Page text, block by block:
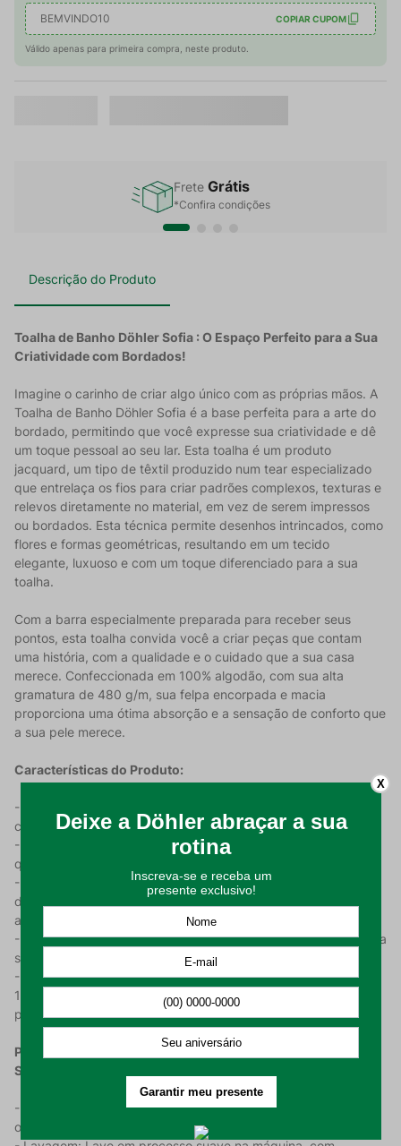
BEMVINDO10 COPIAR CUPOM
Válido apenas para primeira compra, neste produto.
Frete Grátis
*Confira condições
Descrição do Produto
Toalha de Banho Döhler Sofia : O Espaço Perfeito para a Sua
Criatividade com Bordados!
Imagine o carinho de criar algo único com as próprias mãos. A
Toalha de Banho Döhler Sofia é a base perfeita para a arte do
bordado, permitindo que você expresse sua criatividade e dê
um toque pessoal ao seu lar. Esta toalha é um produto
jacquard, um tipo de têxtil produzido num tear especializado
que entrelaça os fios para criar padrões complexos, texturas e
relevos diretamente no material, em vez de serem impressos
ou bordados. Esta técnica permite desenhos intrincados, como
flores e formas geométricas, resultando em um tecido
elegante, luxuoso e com um toque diferenciado para a sua
toalha.
Com a barra especialmente preparada para receber seus
pontos, esta toalha convida você a criar peças que contam
uma história, com a qualidade e o cuidado que a sua casa
merece. Confeccionada em 100% algodão, com sua alta
gramatura de 480 g/m, sua felpa encorpada e macia
proporciona uma ótima absorção e a sensação de conforto que
a sua pele merece.
Características do Produto:
- Qualidade e Absorção: Confeccionada em 100% algodão,
com felpudo encorpado e macio que garante ótima absorção.
- Trama Jacquard: Toda a toalha é feita com este processo,
que cria padrões sutis no tecido para um toque elegante.
- Base Ideal para Bordar: Conta com uma barra de 60 pontos
de altura, que oferece o espaço perfeito para suas criações
artísticas.
- Textura e Densidade: Gramatura de 480 g/m, garantindo uma
superfície robusta e de alta qualidade para a sua arte.
- Tamanho para o Conforto e a Arte: Dimensões de 70cm x
140cm, ideais para o seu banho e para dar vida aos seus
projetos.
Para garantir a durabilidade da sua Toalha de Banho Döhler
Sofia e a vivacidade das cores, siga estas recomendações:
- Primeiro Uso: Lave a toalha antes do primeiro uso para
otimizar a maciez e absorção.
X